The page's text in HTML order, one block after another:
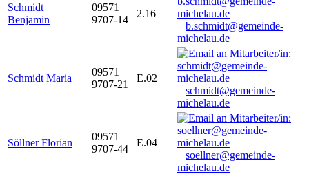
Schmidt
Benjamin
09571
9707-14
2.16
b.schmidt@gemeinde-
michelau.de
Schmidt Maria
09571
9707-21
E.02
schmidt@gemeinde-
michelau.de
Söllner Florian
09571
9707-44
E.04
soellner@gemeinde-
michelau.de